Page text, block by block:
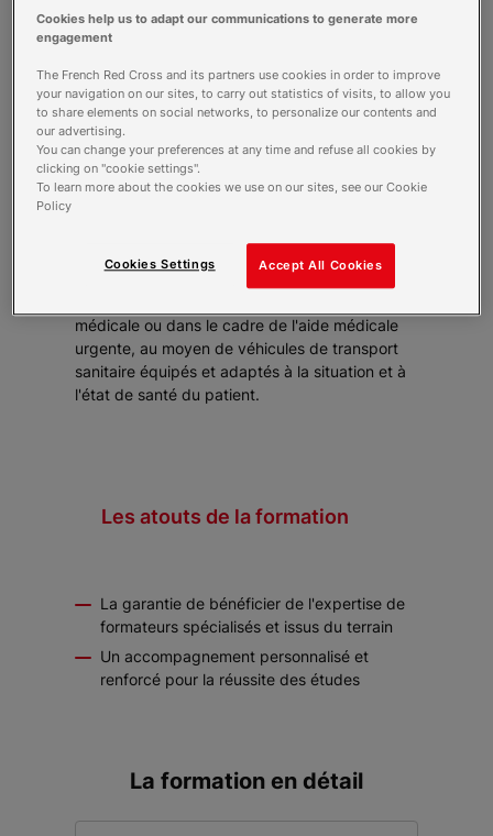
Description
Cette formation permet d'accéder au métier
d'auxiliaire ambulancier. L'auxiliaire ambulancier
l'ambulance. Il assure seul ou avec un
ambulancier diplômé d'Etat le transport des
médicale ou dans le cadre de l'aide médicale
urgente, au moyen de véhicules de transport
sanitaire équipés et adaptés à la situation et à
l'état de santé du patient.
Les atouts de la formation
La garantie de bénéficier de l'expertise de
formateurs spécialisés et issus du terrain
Un accompagnement personnalisé et
renforcé pour la réussite des études
La formation en détail
Cookies help us to adapt our communications to generate more
engagement
The French Red Cross and its partners use cookies in order to improve
your navigation on our sites, to carry out statistics of visits, to allow you
to share elements on social networks, to personalize our contents and
our advertising.
You can change your preferences at any time and refuse all cookies by
clicking on "cookie settings".
To learn more about the cookies we use on our sites, see our Cookie
Policy
Accept All Cookies
Cookies Settings